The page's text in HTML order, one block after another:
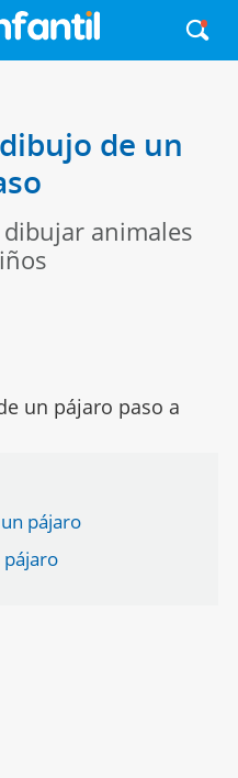
de un
animales
pájaro